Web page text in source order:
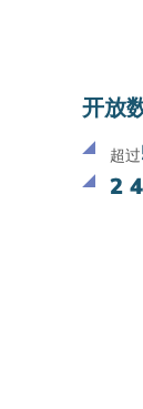
开放
超过
2